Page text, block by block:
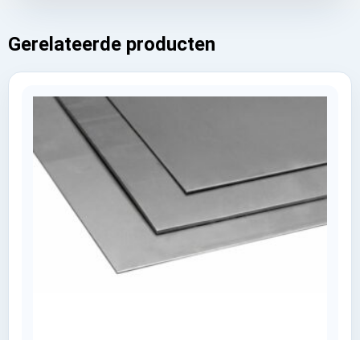
Gerelateerde producten